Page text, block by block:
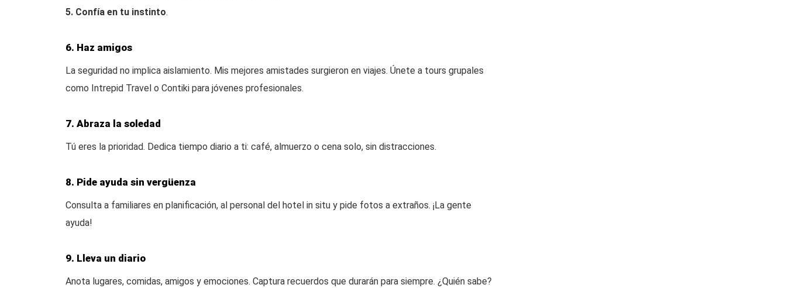
5. Confía en tu instinto.
6. Haz amigos
La seguridad no implica aislamiento. Mis mejores amistades surgieron en viajes. Únete a tours grupales
como Intrepid Travel o Contiki para jóvenes profesionales.
7. Abraza la soledad
Tú eres la prioridad. Dedica tiempo diario a ti: café, almuerzo o cena solo, sin distracciones.
8. Pide ayuda sin vergüenza
Consulta a familiares en planificación, al personal del hotel in situ y pide fotos a extraños. ¡La gente
ayuda!
9. Lleva un diario
Anota lugares, comidas, amigos y emociones. Captura recuerdos que durarán para siempre. ¿Quién sabe?